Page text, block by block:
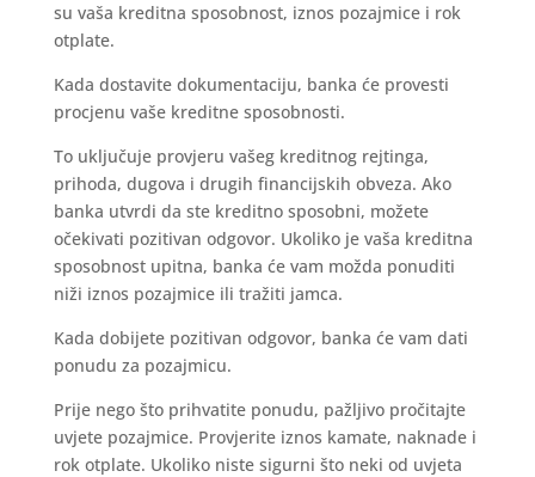
su vaša kreditna sposobnost, iznos pozajmice i rok
otplate.
Kada dostavite dokumentaciju, banka će provesti
procjenu vaše kreditne sposobnosti.
To uključuje provjeru vašeg kreditnog rejtinga,
prihoda, dugova i drugih financijskih obveza. Ako
banka utvrdi da ste kreditno sposobni, možete
očekivati pozitivan odgovor. Ukoliko je vaša kreditna
sposobnost upitna, banka će vam možda ponuditi
niži iznos pozajmice ili tražiti jamca.
Kada dobijete pozitivan odgovor, banka će vam dati
ponudu za pozajmicu.
Prije nego što prihvatite ponudu, pažljivo pročitajte
uvjete pozajmice. Provjerite iznos kamate, naknade i
rok otplate. Ukoliko niste sigurni što neki od uvjeta